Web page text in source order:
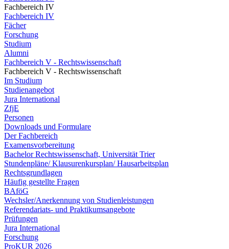
Fachbereich IV
Fachbereich IV
Fächer
Forschung
Studium
Alumni
Fachbereich V - Rechtswissenschaft
Fachbereich V - Rechtswissenschaft
Im Studium
Studienangebot
Jura International
ZfjE
Personen
Downloads und Formulare
Der Fachbereich
Examensvorbereitung
Bachelor Rechtswissenschaft, Universität Trier
Stundenpläne/ Klausurenkursplan/ Hausarbeitsplan
Rechtsgrundlagen
Häufig gestellte Fragen
BAföG
Wechsler/Anerkennung von Studienleistungen
Referendariats- und Praktikumsangebote
Prüfungen
Jura International
Forschung
ProKUR 2026